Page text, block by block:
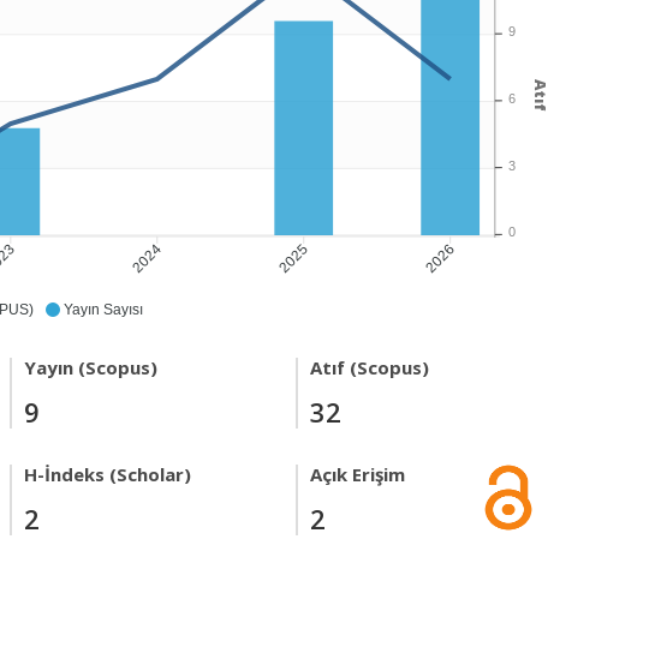
Yayın Sayısı
2024 2025 2026
9
6
3
0
Atıf
Yayın (Scopus)
9
Atıf (Scopus)
32
H-İndeks (Scholar)
2
Açık Erişim
2